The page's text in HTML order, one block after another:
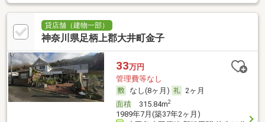
貸店舗（建物一部）
神奈川県足柄上郡大井町金子
33万円
管理費等なし
なし(8ヶ月)
2ヶ月
面積315.84m2
1989年7月(築37年2ヶ月)